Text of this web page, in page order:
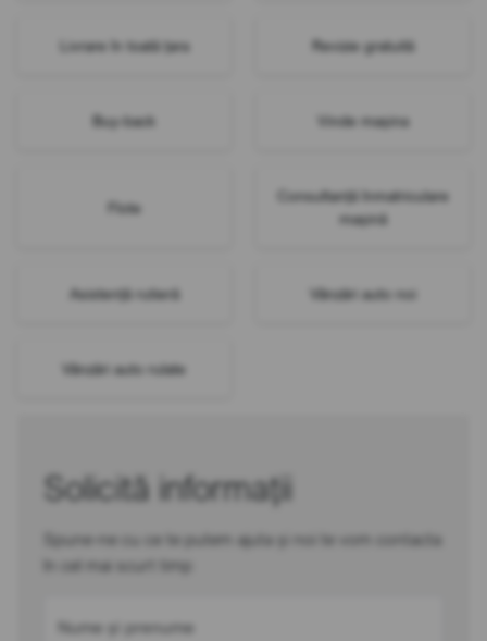
Livrare în toată țara Revizie gratuită
Buy-back Vinde mașina
Flote
Consultanță înmatriculare
mașină
Asistență rutieră Vânzări auto noi
Vânzări auto rulate
Solicită informații
Spune-ne cu ce te putem ajuta și noi te vom contacta
în cel mai scurt timp
Nume și prenume